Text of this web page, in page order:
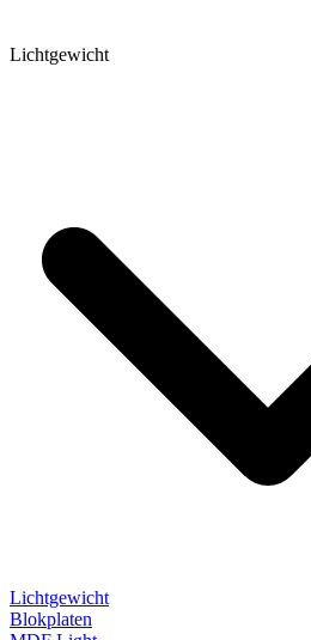
Lichtgewicht
Lichtgewicht
Blokplaten